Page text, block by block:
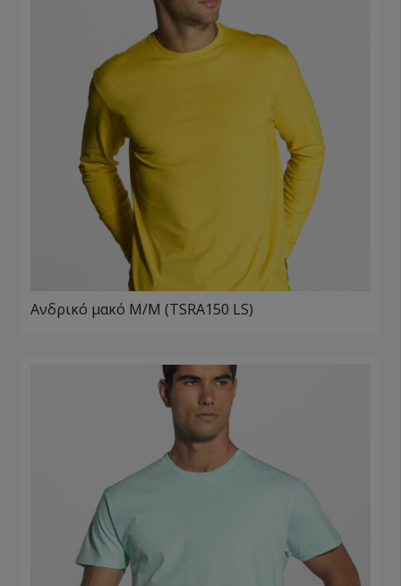
Ανδρικό μακό Μ/Μ (TSRA150 LS)